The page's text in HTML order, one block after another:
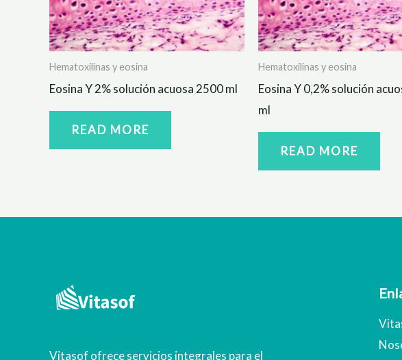
Hematoxilinas y eosina
Eosina Y 2% solución acuosa 2500 ml
READ MORE
Hematoxilinas y eosina
Eosina Y 0,2% solución
ml
READ MORE
Vitasof ofrece servicios integrales para el